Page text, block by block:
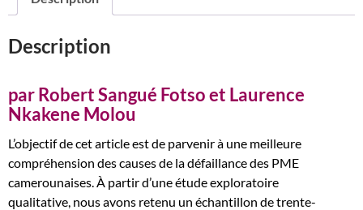
des
:
particularités
dans
contexte
camerounais
?
Description
par Robert Sangué Fotso et Laurence
Nkakene Molou
L’objectif de cet article est de parvenir à une meilleure
compréhension des causes de la défaillance des PME
camerounaises. À partir d’une étude exploratoire
qualitative, nous avons retenu un échantillon de trente-